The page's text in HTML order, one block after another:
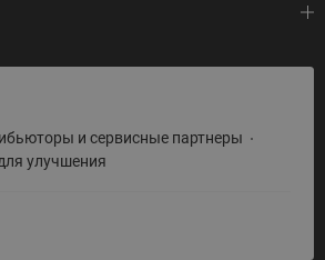
платформа)
инструменты
и сервисные партнеры
улучшения